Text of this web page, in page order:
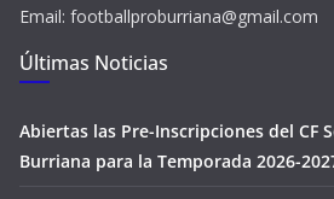
Email: footballproburriana@gmail.com
Últimas Noticias
Abiertas las Pre-Inscripciones del CF
Burriana para la Temporada 2026-